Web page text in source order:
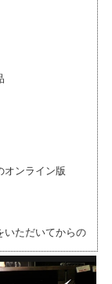
オンライン版
いただいてからの